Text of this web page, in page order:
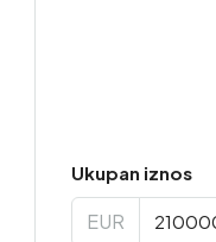
Ukupan iznos
EUR